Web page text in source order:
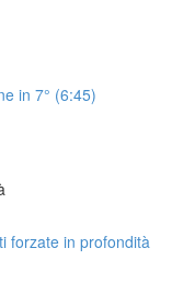
in 7° (6:45)
forzate in profondità